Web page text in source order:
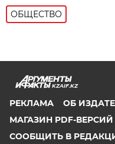
ОБЩЕСТВО
KZAIF.KZ
РЕКЛАМА
ОБ
МАГАЗИН PDF-ВЕРСИЙ
СООБЩИТЬ В